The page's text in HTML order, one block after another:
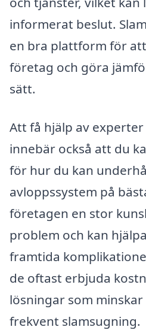
informerat beslut.
en bra plattform för
företag och göra
sätt.
Att få hjälp av
innebär också att du
för hur du kan
avloppssystem på
företagen en stor
problem och kan
framtida
de oftast erbjuda
lösningar som
frekvent slamsugning.